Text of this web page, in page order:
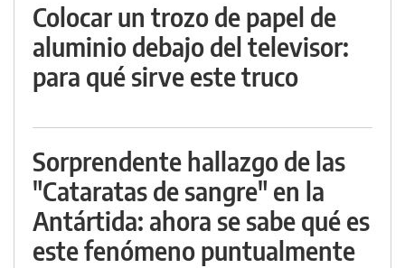
Colocar un trozo de papel de
aluminio debajo del televisor:
para qué sirve este truco
Sorprendente hallazgo de las
"Cataratas de sangre" en la
Antártida: ahora se sabe qué es
este fenómeno puntualmente